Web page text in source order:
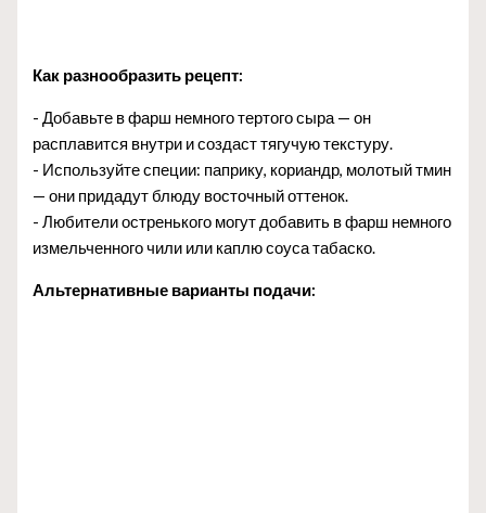
Как разнообразить рецепт:
- Добавьте в фарш немного тертого сыра — он
расплавится внутри и создаст тягучую текстуру.
- Используйте специи: паприку, кориандр, молотый тмин
— они придадут блюду восточный оттенок.
- Любители остренького могут добавить в фарш немного
измельченного чили или каплю соуса табаско.
Альтернативные варианты подачи: